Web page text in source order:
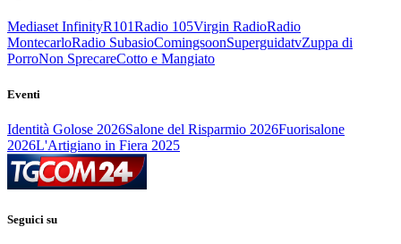
Mediaset InfinityR101Radio 105Virgin RadioRadio
MontecarloRadio SubasioComingsoonSuperguidatvZuppa di
PorroNon SprecareCotto e Mangiato
Eventi
Identità Golose 2026Salone del Risparmio 2026Fuorisalone
2026L'Artigiano in Fiera 2025
Seguici su